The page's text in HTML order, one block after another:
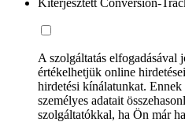
A szolgáltatás elfogadásával
értékelhetjük online
hirdetési kínálatunkat.
személyes adatait
szolgáltatókkal, ha Ön már